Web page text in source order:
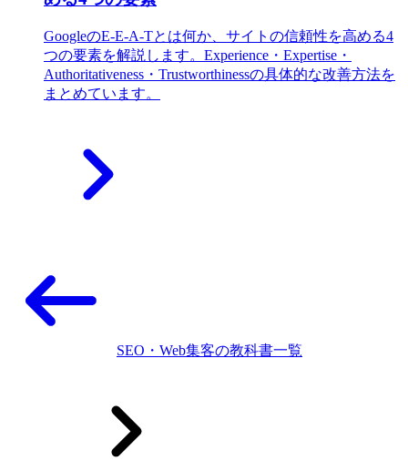
GoogleのE-E-A-Tとは何か、サイトの信頼性を高める4
つの要素を解説します。Experience・Expertise・
Authoritativeness・Trustworthinessの具体的な改善方法を
まとめています。
SEO・Web集客の教科書一覧